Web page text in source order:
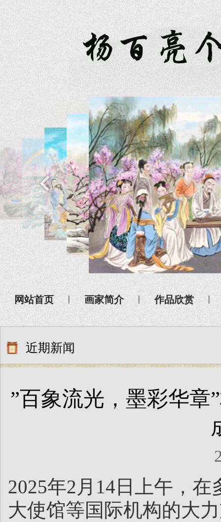
网站首页 | 画家简介 | 作品欣赏 |
近期新闻
”百象流光，墨彩华章
2025年2月14日上午，
大使馆等国际机构的大